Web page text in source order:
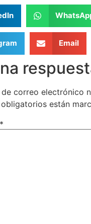
Email
correo electrónico
están
*